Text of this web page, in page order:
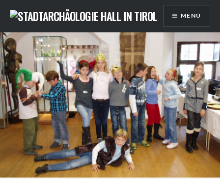
zum
Inhalt
MENÜ